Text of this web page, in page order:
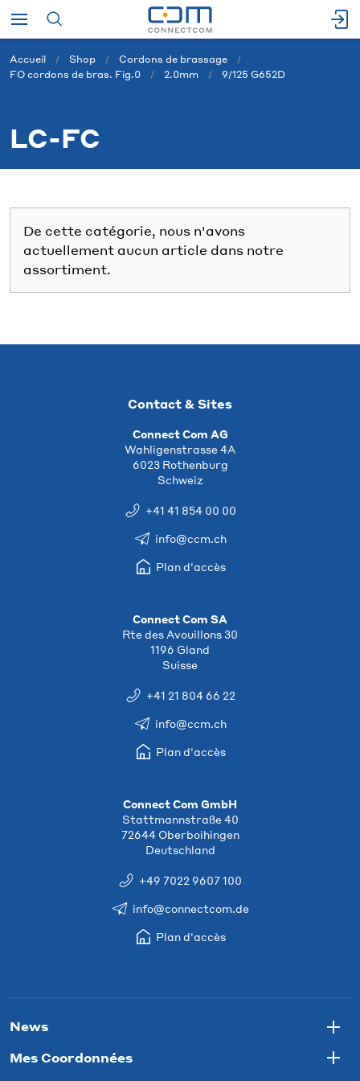
Accueil Shop
Cordons de brassage
FO cordons de bras. Fig.0
2.0mm 9/125 G652D
LC-FC
De cette catégorie, nous n'avons
actuellement aucun article dans notre
assortiment.
Contact & Sites
Connect Com AG
Wahligenstrasse 4A
6023 Rothenburg
Schweiz
+41 41 854 00 00
info@ccm.ch
Plan d'accès
Connect Com SA
Rte des Avouillons 30
1196 Gland
Suisse
+41 21 804 66 22
info@ccm.ch
Plan d'accès
Connect Com GmbH
Stattmannstraße 40
72644 Oberboihingen
Deutschland
+49 7022 9607 100
info@connectcom.de
Plan d'accès
News
Mes Coordonnées